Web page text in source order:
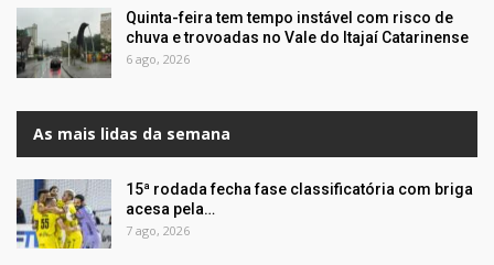
Quinta-feira tem tempo instável com risco de
chuva e trovoadas no Vale do Itajaí Catarinense
6 ago, 2026
As mais lidas da semana
15ª rodada fecha fase classificatória com briga
acesa pela…
7 ago, 2026